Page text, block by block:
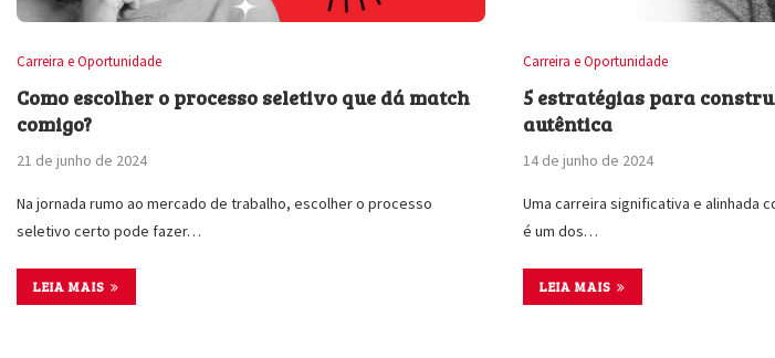
Carreira e Oportunidade
Como escolher o processo seletivo que dá match
comigo?
21 de junho de 2024
Na jornada rumo ao mercado de trabalho, escolher o processo
seletivo certo pode fazer…
LEIA MAIS
Carreira e Oportunidade
5 estratégias para
autêntica
14 de junho de 2024
Uma carreira significativa e alinhada
é um dos…
LEIA MAIS